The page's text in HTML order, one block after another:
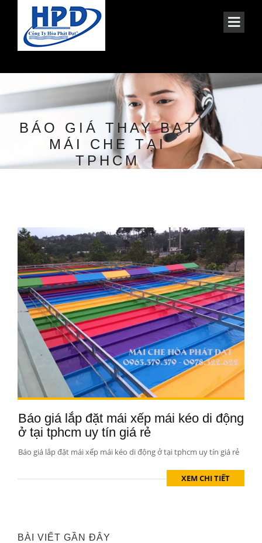
BÁO GIÁ THAY BẠT
MÁI CHE TẠI
TPHCM
Báo giá lắp đặt mái xếp mái kéo di động
ở tại tphcm uy tín giá rẻ
Báo giá lắp đặt mái xếp mái kéo di động ở tại tphcm uy tín giá rẻ
XEM CHI TIẾT
BÀI VIẾT GẦN ĐÂY